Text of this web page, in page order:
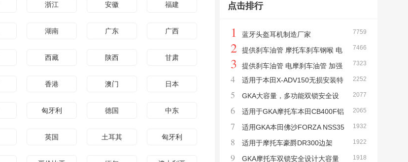
浙江 安徽 福建
湖南 广东 广西
西藏 陕西 甘肃
香港 澳门 日本
匈牙利 德国 中东
英国 土耳其 匈牙利
点击排行
7759
1 蓝牙头盔耳机制造厂家
7466
2
提供刹车油管 摩托车刹车钢喉 电
摩刹车油管 加强型刹车油管
7323
3
提供刹车油管 电摩刹车油管 加强
型刹车油管
2252
4
适用于本田X-ADV150无损安装特
制铝合金尾架
2077
5
GKA大容量，多功能双锁安全设
计，摩托车意大利西皮皮革边包
2065
6
适用于GKA摩托车本田CB400F铝
合金无损安装双弹簧防摔棒
1932
7
适用GKA本田佛沙FORZA NSS35
0无损安装碳钢保险杠
1922
8 适用于摩托车豪爵DR300边架
1918
9 GKA摩托车双锁安全设计大容量